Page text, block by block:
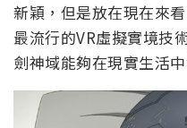
新穎，但是放在現在來
最流行的VR虛擬實境技
劍神域能夠在現實生活